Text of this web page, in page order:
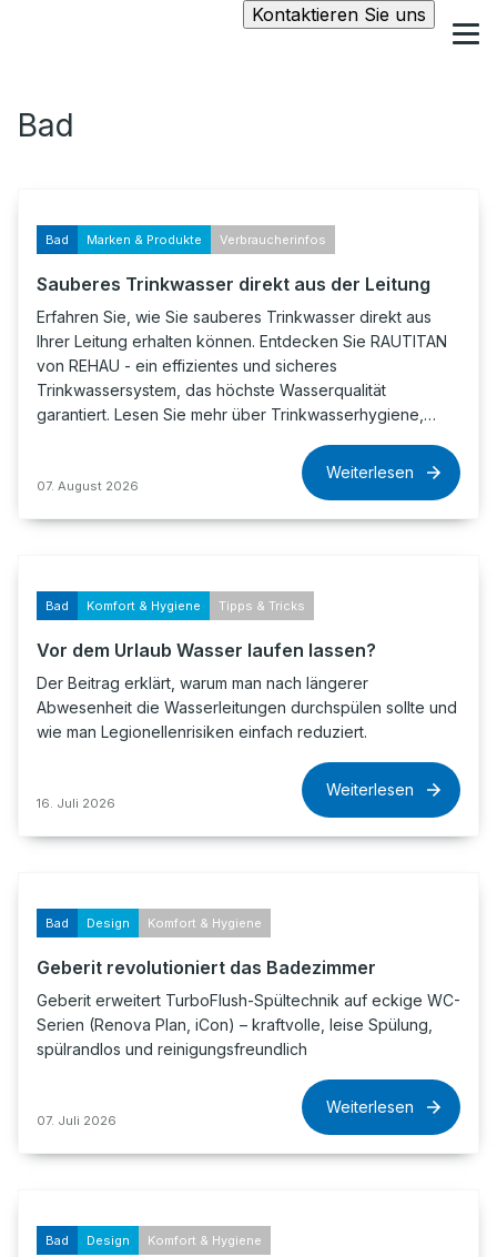
Kontaktieren Sie uns
Bad
Bad Marken & Produkte Verbraucherinfos
Sauberes Trinkwasser direkt aus der Leitung
Erfahren Sie, wie Sie sauberes Trinkwasser direkt aus
Ihrer Leitung erhalten können. Entdecken Sie RAUTITAN
von REHAU - ein effizientes und sicheres
Trinkwassersystem, das höchste Wasserqualität
garantiert. Lesen Sie mehr über Trinkwasserhygiene,…
07. August 2026
Weiterlesen
Bad Komfort & Hygiene Tipps & Tricks
Vor dem Urlaub Wasser laufen lassen?
Der Beitrag erklärt, warum man nach längerer
Abwesenheit die Wasserleitungen durchspülen sollte und
wie man Legionellenrisiken einfach reduziert.
16. Juli 2026
Weiterlesen
Bad Design Komfort & Hygiene
Geberit revolutioniert das Badezimmer
Geberit erweitert TurboFlush-Spültechnik auf eckige WC-
Serien (Renova Plan, iCon) – kraftvolle, leise Spülung,
spülrandlos und reinigungsfreundlich
07. Juli 2026
Weiterlesen
Bad Design Komfort & Hygiene